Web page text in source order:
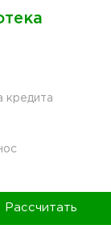
кредита
Рассчитать